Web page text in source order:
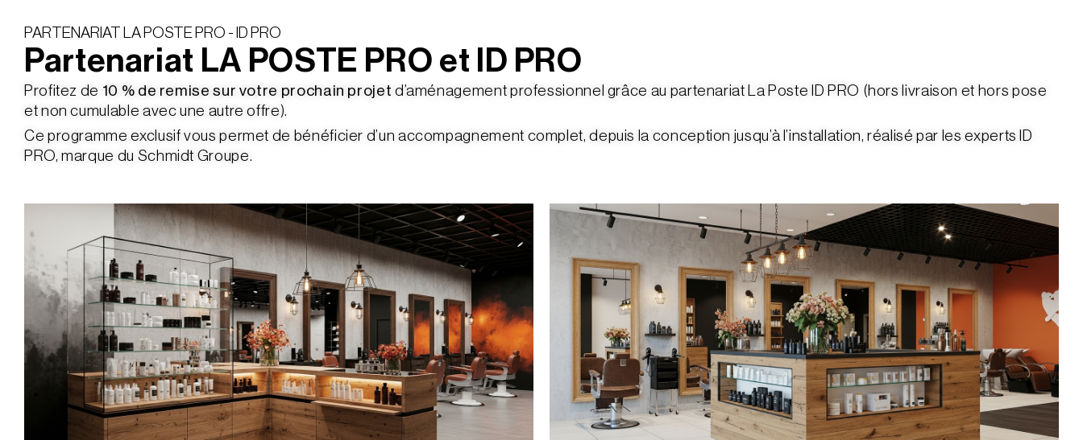
PARTENARIAT LA POSTE PRO - ID PRO
Partenariat LA POSTE PRO et ID PRO
Profitez de 10 % de remise sur votre prochain projet d’aménagement professionnel grâce au partenariat La Poste ID PRO (hors livraison et hors pose
et non cumulable avec une autre offre).
Ce programme exclusif vous permet de bénéficier d’un accompagnement complet, depuis la conception jusqu’à l’installation, réalisé par les experts ID
PRO, marque du Schmidt Groupe.